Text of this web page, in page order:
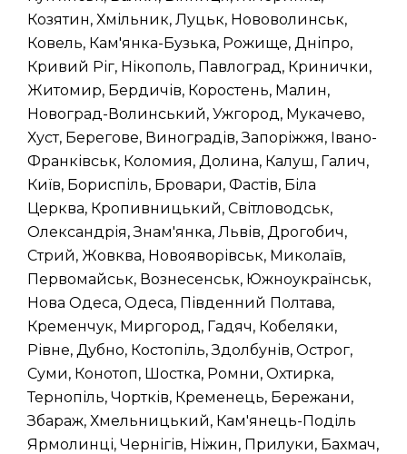
Козятин, Хмільник, Луцьк, Нововолинськ,
Ковель, Кам'янка-Бузька, Рожище, Дніпро,
Кривий Ріг, Нікополь, Павлоград, Кринички,
Житомир, Бердичів, Коростень, Малин,
Новоград-Волинський, Ужгород, Мукачево,
Хуст, Берегове, Виноградів, Запоріжжя, Івано-
Франківськ, Коломия, Долина, Калуш, Галич,
Київ, Бориспіль, Бровари, Фастів, Біла
Церква, Кропивницький, Світловодськ,
Олександрія, Знам'янка, Львів, Дрогобич,
Стрий, Жовква, Новояворівськ, Миколаїв,
Первомайськ, Вознесенськ, Южноукраїнськ,
Нова Одеса, Одеса, Південний Полтава,
Кременчук, Миргород, Гадяч, Кобеляки,
Рівне, Дубно, Костопіль, Здолбунів, Острог,
Суми, Конотоп, Шостка, Ромни, Охтирка,
Тернопіль, Чортків, Кременець, Бережани,
Збараж, Хмельницький, Кам'янець-Поділь
Ярмолинці, Чернігів, Ніжин, Прилуки, Бахмач,